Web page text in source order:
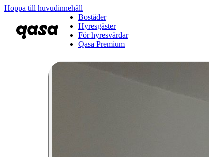
Hoppa till huvudinnehåll
Bostäder
Hyresgäster
För hyresvärdar
Qasa Premium